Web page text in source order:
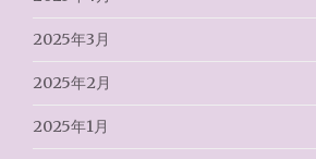
2025年3月
2025年2月
2025年1月